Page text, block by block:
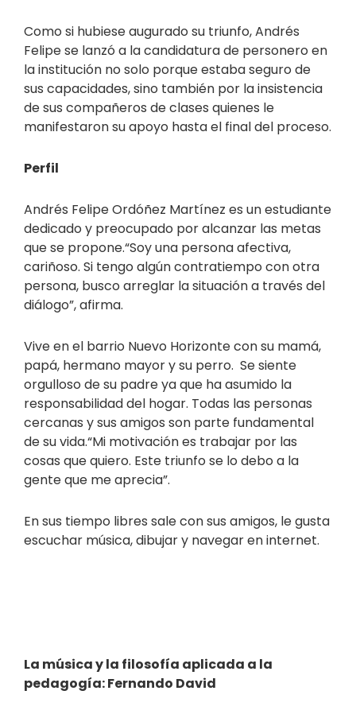
Como si hubiese augurado su triunfo, Andrés
Felipe se lanzó a la candidatura de personero en
la institución no solo porque estaba seguro de
sus capacidades, sino también por la insistencia
de sus compañeros de clases quienes le
manifestaron su apoyo hasta el final del proceso.
Perfil
Andrés Felipe Ordóñez Martínez es un estudiante
dedicado y preocupado por alcanzar las metas
que se propone.“Soy una persona afectiva,
cariñoso. Si tengo algún contratiempo con otra
persona, busco arreglar la situación a través del
diálogo”, afirma.
Vive en el barrio Nuevo Horizonte con su mamá,
papá, hermano mayor y su perro. Se siente
orgulloso de su padre ya que ha asumido la
responsabilidad del hogar. Todas las personas
cercanas y sus amigos son parte fundamental
de su vida.“Mi motivación es trabajar por las
cosas que quiero. Este triunfo se lo debo a la
gente que me aprecia”.
En sus tiempo libres sale con sus amigos, le gusta
escuchar música, dibujar y navegar en internet.
La música y la filosofía aplicada a la
pedagogía: Fernando David